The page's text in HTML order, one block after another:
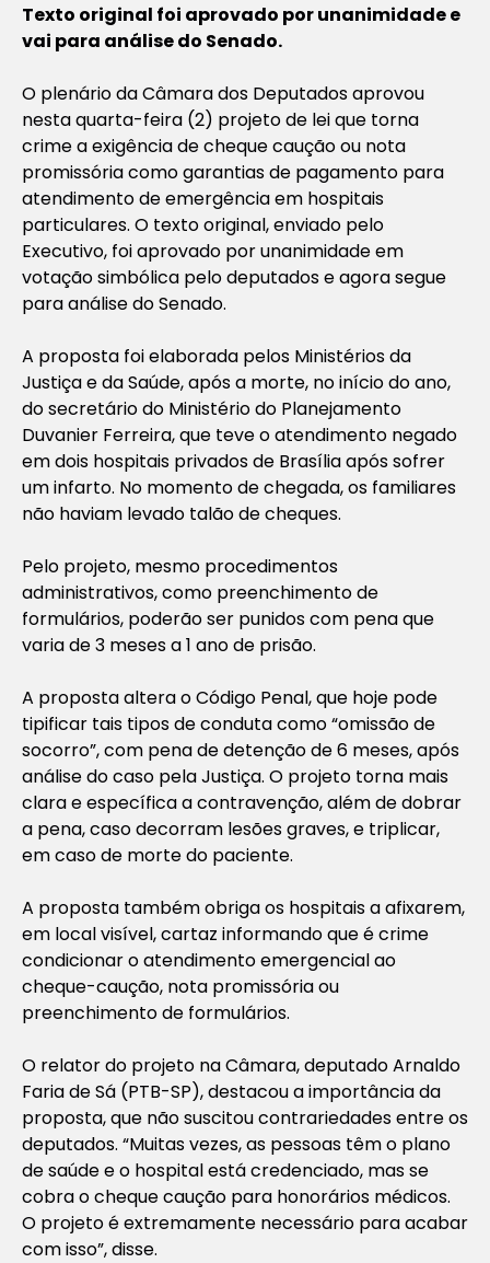
Texto original foi aprovado por unanimidade e
vai para análise do Senado.
O plenário da Câmara dos Deputados aprovou
nesta quarta-feira (2) projeto de lei que torna
crime a exigência de cheque caução ou nota
promissória como garantias de pagamento para
atendimento de emergência em hospitais
particulares. O texto original, enviado pelo
Executivo, foi aprovado por unanimidade em
votação simbólica pelo deputados e agora segue
para análise do Senado.
A proposta foi elaborada pelos Ministérios da
Justiça e da Saúde, após a morte, no início do ano,
do secretário do Ministério do Planejamento
Duvanier Ferreira, que teve o atendimento negado
em dois hospitais privados de Brasília após sofrer
um infarto. No momento de chegada, os familiares
não haviam levado talão de cheques.
Pelo projeto, mesmo procedimentos
administrativos, como preenchimento de
formulários, poderão ser punidos com pena que
varia de 3 meses a 1 ano de prisão.
A proposta altera o Código Penal, que hoje pode
tipificar tais tipos de conduta como “omissão de
socorro”, com pena de detenção de 6 meses, após
análise do caso pela Justiça. O projeto torna mais
clara e específica a contravenção, além de dobrar
a pena, caso decorram lesões graves, e triplicar,
em caso de morte do paciente.
A proposta também obriga os hospitais a afixarem,
em local visível, cartaz informando que é crime
condicionar o atendimento emergencial ao
cheque-caução, nota promissória ou
preenchimento de formulários.
O relator do projeto na Câmara, deputado Arnaldo
Faria de Sá (PTB-SP), destacou a importância da
proposta, que não suscitou contrariedades entre os
deputados. “Muitas vezes, as pessoas têm o plano
de saúde e o hospital está credenciado, mas se
cobra o cheque caução para honorários médicos.
O projeto é extremamente necessário para acabar
com isso”, disse.